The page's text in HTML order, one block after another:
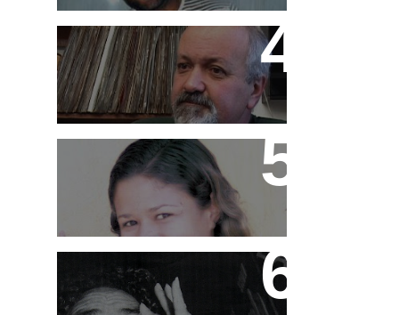
História da Cash Box em
DVD
MC Pink
Ademir Lemos (in
memorian)